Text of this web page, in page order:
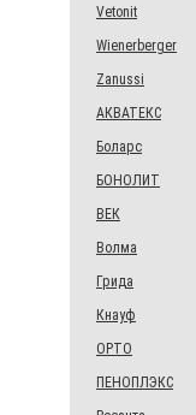
Vetonit
Wienerberger
Zanussi
АКВАТЕКС
Боларс
БОНОЛИТ
ВЕК
Волма
Грида
Кнауф
ОРТО
ПЕНОПЛЭКС